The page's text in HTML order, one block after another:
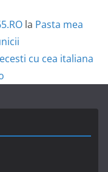
la Pasta mea
cu cea italiana